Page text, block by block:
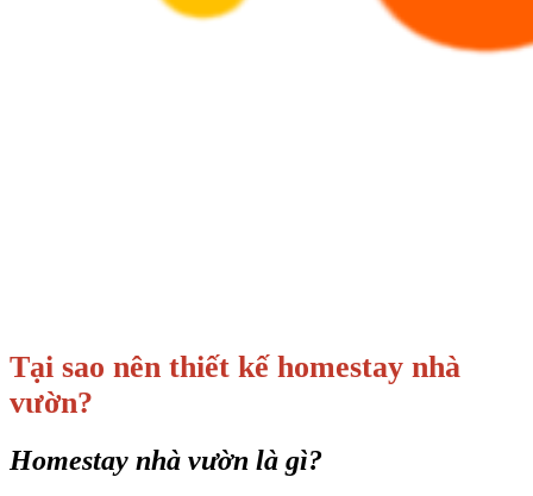
Tại sao nên thiết kế homestay nhà
vườn?
Homestay nhà vườn là gì?